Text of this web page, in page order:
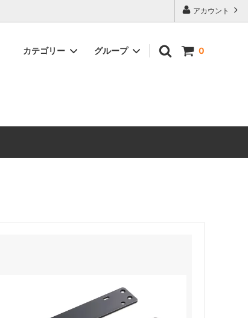
アカウント
0
カテゴリー グループ